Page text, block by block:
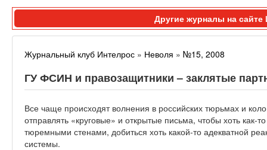
Другие журналы на
Журнальный клуб Интелрос » Неволя » №15, 2008
ГУ ФСИН и правозащитники – заклятые
Все чаще происходят волнения в российских тюрьмах и
отправлять «круговые» и открытые письма, чтобы хоть как-
тюремными стенами, добиться хоть какой-то адекватной
системы.